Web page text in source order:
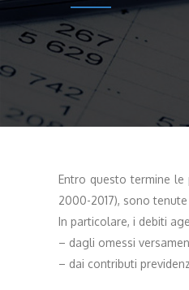
Entro questo termine
2000-2017), sono
In particolare, i debiti
– dagli omessi
– dai contributi